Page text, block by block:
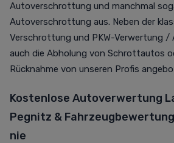
Autoverschrottung und manchmal
Autoverschrottung aus. Neben der
Verschrottung und PKW-Verwertung
auch die Abholung von Schrottautos
Rücknahme von unseren Profis
Kostenlose Autoverwertung
Pegnitz &
nie